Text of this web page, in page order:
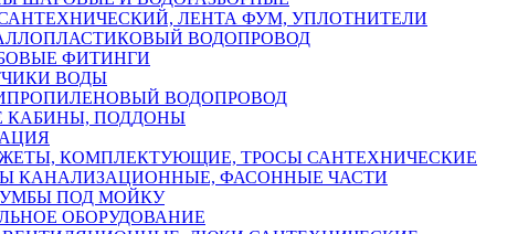
ЛЕНТА ФУМ, УПЛОТНИТЕЛИ
ВОДОПРОВОД
ФИТИНГИ
ВОДЫ
ВОДОПРОВОД
КАБИНЫ, ПОДДОНЫ
КОМПЛЕКТУЮЩИЕ, ТРОСЫ САНТЕХНИЧЕСКИЕ
КАНАЛИЗАЦИОННЫЕ, ФАСОННЫЕ ЧАСТИ
ПОД МОЙКУ
ОБОРУДОВАНИЕ